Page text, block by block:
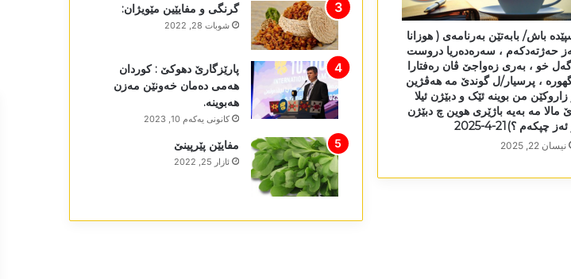
باش/ بابەتێن بەرنامەی ( ھوزانا
حەژتەدکەم ، سەرەدەریا دروست
خو ، بەری زەواجێ ڤان رەفتارا
، پرسیار/ل گوندێ مە ھەڤژین
من بوینە ئێک و دبێژن ئیلا
مالا مە بەیە باژێری ھوین چ دبێژن
چپکەم ؟)21-4-2025
نیسان 22, 2025
گرنگی و مفایێین مێویژان:
شوبات 28, 2022
پارێزگارێ دھوکێ : کوردان
ھەمی دەمان خەونێن مەزن
ھەبوینە.
كانونی یه‌كه‌م 10, 2023
مفایێن پێرپینێ
ئازار 25, 2022